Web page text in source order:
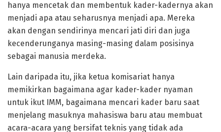
hanya mencetak dan membentuk kader-kadernya akan
menjadi apa atau seharusnya menjadi apa. Mereka
akan dengan sendirinya mencari jati diri dan juga
kecenderunganya masing-masing dalam posisinya
sebagai manusia merdeka.
Lain daripada itu, jika ketua komisariat hanya
memikirkan bagaimana agar kader-kader nyaman
untuk ikut IMM, bagaimana mencari kader baru saat
menjelang masuknya mahasiswa baru atau membuat
acara-acara yang bersifat teknis yang tidak ada